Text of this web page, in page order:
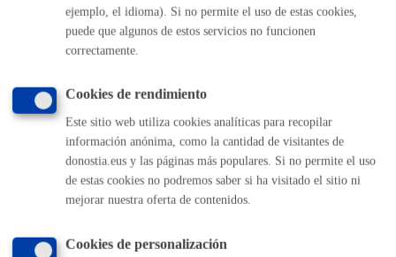
(gratuito desde Donostia / San Sebastián)
(+34) 943 481 000
Informar de un error en la web
Enlaces útiles
Ofertas de empleo
Perfil del contratante
Mapas - GeoDonostia
ejemplo, el idioma). Si no permite el uso de estas cookies,
puede que algunos de estos servicios no funcionen
correctamente.
Cookies de rendimiento
Este sitio web utiliza cookies analíticas para recopilar
información anónima, como la cantidad de visitantes de
donostia.eus y las páginas más populares. Si no permite el uso
de estas cookies no podremos saber si ha visitado el sitio ni
mejorar nuestra oferta de contenidos.
Cookies de personalización